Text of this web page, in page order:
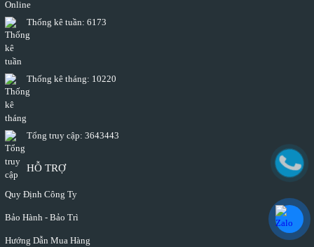
Thống kê tuần: 6173
Thống kê tháng: 10220
Tổng truy cập: 3643443
HỖ TRỢ
Quy Định Công Ty
Bảo Hành - Bảo Trì
Hướng Dẫn Mua Hàng